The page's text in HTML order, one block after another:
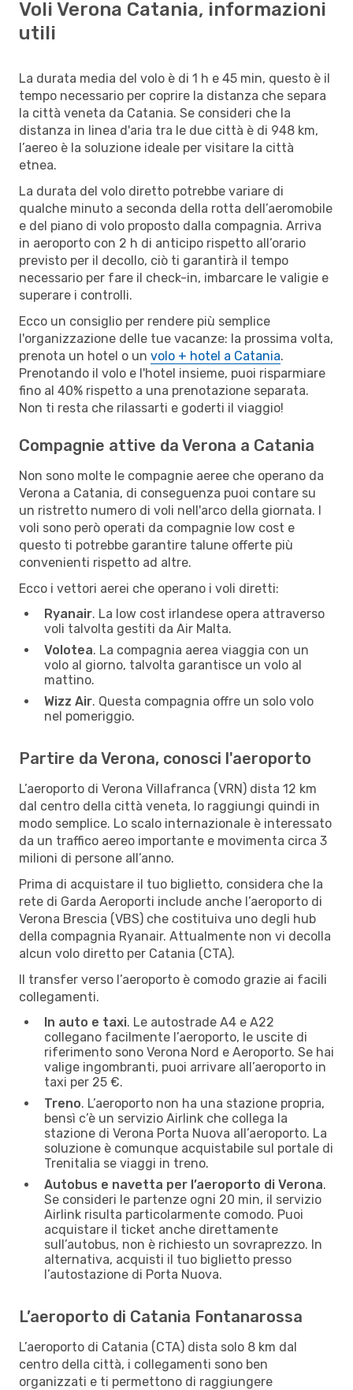
Voli Verona Catania, informazioni
utili
La durata media del volo è di 1 h e 45 min, questo è il
tempo necessario per coprire la distanza che separa
la città veneta da Catania. Se consideri che la
distanza in linea d'aria tra le due città è di 948 km,
l’aereo è la soluzione ideale per visitare la città
etnea.
La durata del volo diretto potrebbe variare di
qualche minuto a seconda della rotta dell’aeromobile
e del piano di volo proposto dalla compagnia. Arriva
in aeroporto con 2 h di anticipo rispetto all’orario
previsto per il decollo, ciò ti garantirà il tempo
necessario per fare il check-in, imbarcare le valigie e
superare i controlli.
Ecco un consiglio per rendere più semplice
l'organizzazione delle tue vacanze: la prossima volta,
prenota un hotel o un volo + hotel a Catania.
Prenotando il volo e l'hotel insieme, puoi risparmiare
fino al 40% rispetto a una prenotazione separata.
Non ti resta che rilassarti e goderti il viaggio!
Compagnie attive da Verona a Catania
Non sono molte le compagnie aeree che operano da
Verona a Catania, di conseguenza puoi contare su
un ristretto numero di voli nell'arco della giornata. I
voli sono però operati da compagnie low cost e
questo ti potrebbe garantire talune offerte più
convenienti rispetto ad altre.
Ecco i vettori aerei che operano i voli diretti:
Ryanair. La low cost irlandese opera attraverso
voli talvolta gestiti da Air Malta.
Volotea. La compagnia aerea viaggia con un
volo al giorno, talvolta garantisce un volo al
mattino.
Wizz Air. Questa compagnia offre un solo volo
nel pomeriggio.
Partire da Verona, conosci l'aeroporto
L’aeroporto di Verona Villafranca (VRN) dista 12 km
dal centro della città veneta, lo raggiungi quindi in
modo semplice. Lo scalo internazionale è interessato
da un traffico aereo importante e movimenta circa 3
milioni di persone all’anno.
Prima di acquistare il tuo biglietto, considera che la
rete di Garda Aeroporti include anche l’aeroporto di
Verona Brescia (VBS) che costituiva uno degli hub
della compagnia Ryanair. Attualmente non vi decolla
alcun volo diretto per Catania (CTA).
Il transfer verso l’aeroporto è comodo grazie ai facili
collegamenti.
In auto e taxi. Le autostrade A4 e A22
collegano facilmente l’aeroporto, le uscite di
riferimento sono Verona Nord e Aeroporto. Se hai
valige ingombranti, puoi arrivare all’aeroporto in
taxi per 25 €.
Treno. L’aeroporto non ha una stazione propria,
bensì c’è un servizio Airlink che collega la
stazione di Verona Porta Nuova all’aeroporto. La
soluzione è comunque acquistabile sul portale di
Trenitalia se viaggi in treno.
Autobus e navetta per l’aeroporto di Verona.
Se consideri le partenze ogni 20 min, il servizio
Airlink risulta particolarmente comodo. Puoi
acquistare il ticket anche direttamente
sull’autobus, non è richiesto un sovraprezzo. In
alternativa, acquisti il tuo biglietto presso
l’autostazione di Porta Nuova.
L’aeroporto di Catania Fontanarossa
L’aeroporto di Catania (CTA) dista solo 8 km dal
centro della città, i collegamenti sono ben
organizzati e ti permettono di raggiungere